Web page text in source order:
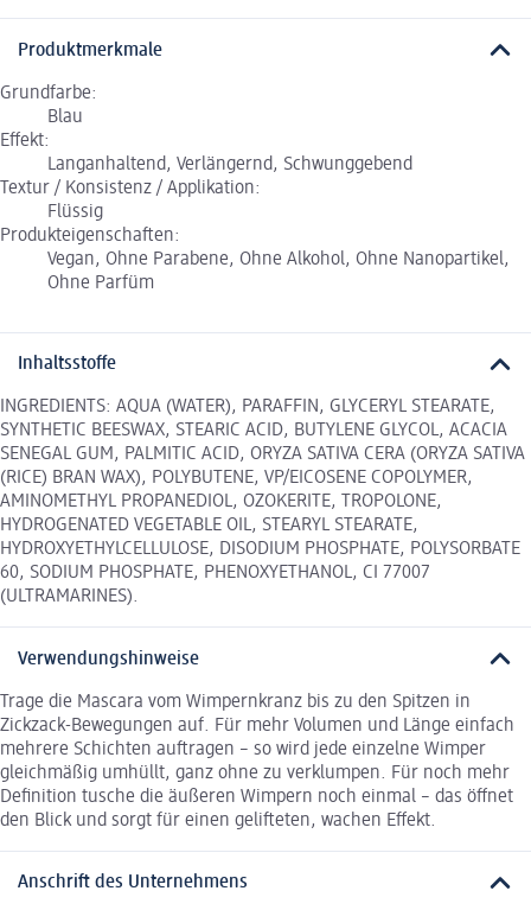
Produktmerkmale
Grundfarbe:
Blau
Effekt:
Langanhaltend, Verlängernd, Schwunggebend
Textur / Konsistenz / Applikation:
Flüssig
Produkteigenschaften:
Vegan, Ohne Parabene, Ohne Alkohol, Ohne Nanopartikel,
Ohne Parfüm
Inhaltsstoffe
INGREDIENTS: AQUA (WATER), PARAFFIN, GLYCERYL STEARATE,
SYNTHETIC BEESWAX, STEARIC ACID, BUTYLENE GLYCOL, ACACIA
SENEGAL GUM, PALMITIC ACID, ORYZA SATIVA CERA (ORYZA SATIVA
(RICE) BRAN WAX), POLYBUTENE, VP/EICOSENE COPOLYMER,
AMINOMETHYL PROPANEDIOL, OZOKERITE, TROPOLONE,
HYDROGENATED VEGETABLE OIL, STEARYL STEARATE,
HYDROXYETHYLCELLULOSE, DISODIUM PHOSPHATE, POLYSORBATE
60, SODIUM PHOSPHATE, PHENOXYETHANOL, CI 77007
(ULTRAMARINES).
Verwendungshinweise
Trage die Mascara vom Wimpernkranz bis zu den Spitzen in
Zickzack-Bewegungen auf. Für mehr Volumen und Länge einfach
mehrere Schichten auftragen – so wird jede einzelne Wimper
gleichmäßig umhüllt, ganz ohne zu verklumpen. Für noch mehr
Definition tusche die äußeren Wimpern noch einmal – das öffnet
den Blick und sorgt für einen gelifteten, wachen Effekt.
Anschrift des Unternehmens